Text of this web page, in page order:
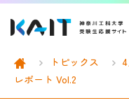
イベント情報
トピックス
レポート Vol.2